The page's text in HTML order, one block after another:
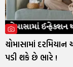
ચોમાસામાં
પડી શકે છે ભારે !